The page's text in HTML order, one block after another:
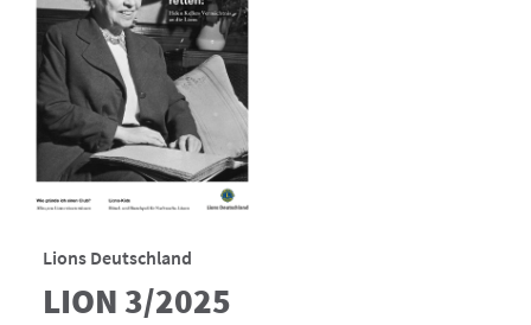
Lions Deutschland
LION 3/2025